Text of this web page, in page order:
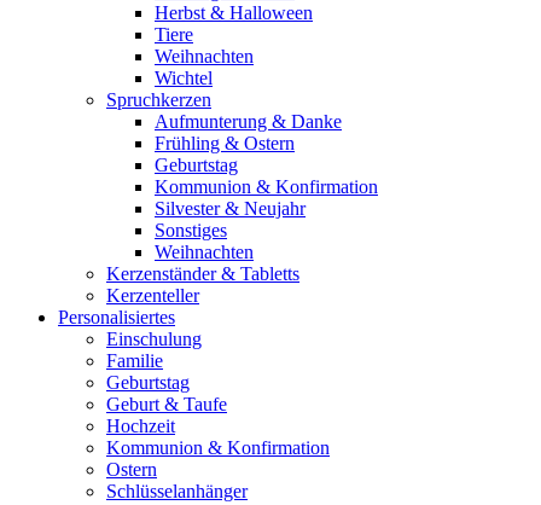
Herbst & Halloween
Tiere
Weihnachten
Wichtel
Spruchkerzen
Aufmunterung & Danke
Frühling & Ostern
Geburtstag
Kommunion & Konfirmation
Silvester & Neujahr
Sonstiges
Weihnachten
Kerzenständer & Tabletts
Kerzenteller
Personalisiertes
Einschulung
Familie
Geburtstag
Geburt & Taufe
Hochzeit
Kommunion & Konfirmation
Ostern
Schlüsselanhänger